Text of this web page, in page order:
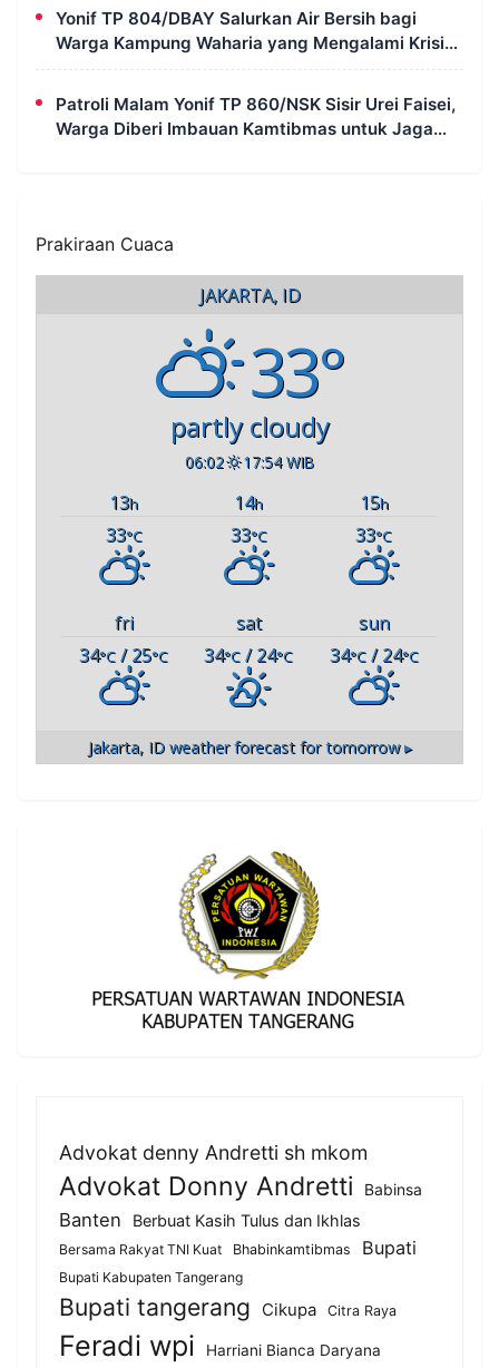
Yonif TP 804/DBAY Salurkan Air Bersih bagi
Warga Kampung Waharia yang Mengalami Krisis
Air
Patroli Malam Yonif TP 860/NSK Sisir Urei Faisei,
Warga Diberi Imbauan Kamtibmas untuk Jaga
Prakiraan Cuaca
JAKARTA, ID
33°
partly cloudy
06:02 17:54 WIB
13h 14h 15h
33°C 33°C 33°C
fri sat
sun
34°C / 25°C 34°C / 24°C 34°C/ 24°C
Jakarta, IDweather forecast for tomorrow ▸
Advokat denny Andretti sh mkom
Advokat Donny Andretti Babinsa
Banten Berbuat Kasih Tulus dan Ikhlas
Bersama Rakyat TNI Kuat Bhabinkamtibmas Bupati
Bupati Kabupaten Tangerang
Bupati tangerang Cikupa Citra Raya
Feradi wpi Harriani Bianca Daryana